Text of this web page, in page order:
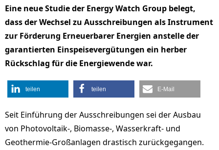
Eine neue Studie der Energy Watch Group belegt,
dass der Wechsel zu Ausschreibungen als Instrument
zur Förderung Erneuerbarer Energien anstelle der
garantierten Einspeisevergütungen ein herber
Rückschlag für die Energiewende war.
teilen teilen E-Mail
Seit Einführung der Ausschreibungen sei der Ausbau
von Photovoltaik-, Biomasse-, Wasserkraft- und
Geothermie-Großanlagen drastisch zurückgegangen.